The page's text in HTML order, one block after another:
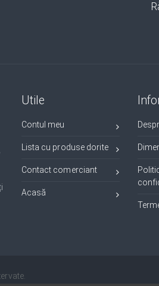
Utile
Contul meu
Lista cu produse dorite
Contact comerciant
Acasă